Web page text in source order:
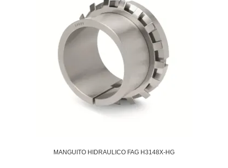
MANGUITO HIDRAULICO FAG H3148X-HG